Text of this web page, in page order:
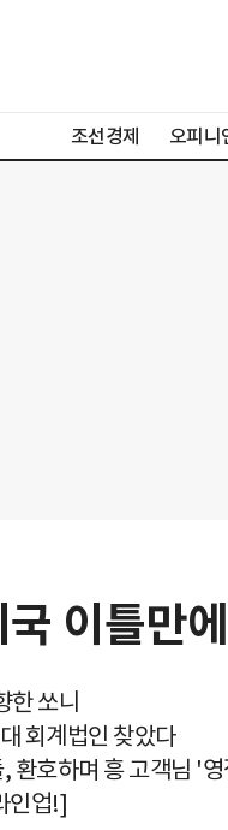
조선경제 오피니
이틀만
한 쏘니
회계법인 찾았다
환호하며 흥 고객님 '
인업!]